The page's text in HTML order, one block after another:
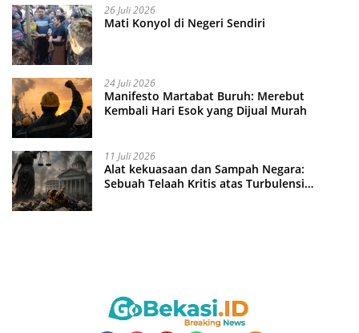
26 Juli 2026
Mati Konyol di Negeri Sendiri
24 Juli 2026
Manifesto Martabat Buruh: Merebut
Kembali Hari Esok yang Dijual Murah
11 Juli 2026
Alat kekuasaan dan Sampah Negara:
Sebuah Telaah Kritis atas Turbulensi